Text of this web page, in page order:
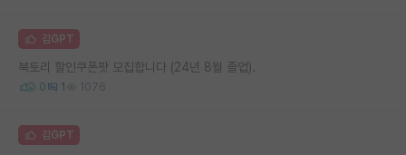
김GPT
북토리 할인쿠폰팟 모집합니다 (24년 8월 졸업).
0 1 1076
김GPT